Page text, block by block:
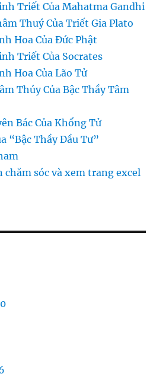
Triết Của Mahatma Gandhi
Thuý Của Triết Gia Plato
Hoa Của Đức Phật
Triết Của Socrates
Hoa Của Lão Tử
Thúy Của Bậc Thầy Tâm
Bác Của Khổng Tử
“Bậc Thầy Đầu Tư”
chăm sóc và xem trang excel